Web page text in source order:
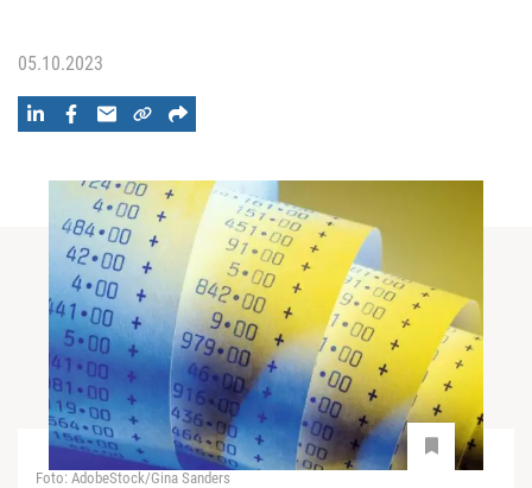
05.10.2023
Foto: AdobeStock/Gina Sanders